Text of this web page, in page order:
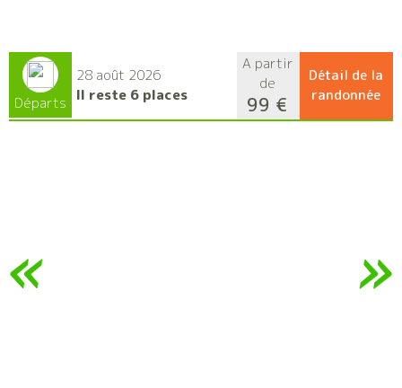
Départs
28 août 2026
Il reste 6 places
A partir
de
99 €
Détail de la
randonnée